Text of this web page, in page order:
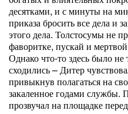
десятками, и с минуты на
приказа бросить все дела и
этого дела. Толстосумы не
фаворитке, пускай и
Однако что-то здесь было
сходились – Дитер
привыкнув полагаться на
закаленное годами
прозвучал на площадке